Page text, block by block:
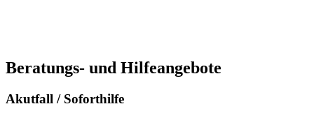
Beratungs- und Hilfeangebote
Akutfall / Soforthilfe